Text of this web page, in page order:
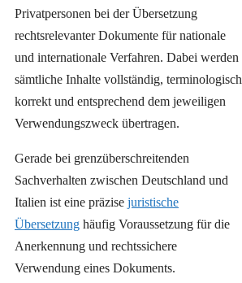
Privatpersonen bei der Übersetzung
rechtsrelevanter Dokumente für nationale
und internationale Verfahren. Dabei werden
sämtliche Inhalte vollständig, terminologisch
korrekt und entsprechend dem jeweiligen
Verwendungszweck übertragen.
Gerade bei grenzüberschreitenden
Sachverhalten zwischen Deutschland und
Italien ist eine präzise juristische
Übersetzung häufig Voraussetzung für die
Anerkennung und rechtssichere
Verwendung eines Dokuments.